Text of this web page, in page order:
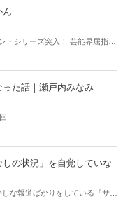
イター・梶原がお送りする時事
ん
・シリーズ突入！ 芸能界屈指の
芸能ニュース
た話｜瀬戸内みなみ
しの状況」を自覚していな
な報道ばかりをしている『サン